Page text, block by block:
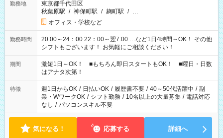
勤務地
東京都千代田区
秋葉原駅 / 神保町駅 / 麹町駅 / …
オフィス・学校など
勤務時間
20:00～24：00 22：00～翌7:00 …など1日4時間～OK！ その他
シフトもございます！ お気軽にご相談ください！
期間
激短1日～OK！ ■もちろん即日スタートもOK！ ■曜日・日数
はアナタ次第！
特徴 週1日からOK / 日払いOK / 履歴書不要 / 40～50代活躍中 / 副
業・WワークOK / シフト勤務 / 10名以上の大量募集 / 電話対応
なし / パソコンスキル不要
気になる！ 応募する 詳細へ